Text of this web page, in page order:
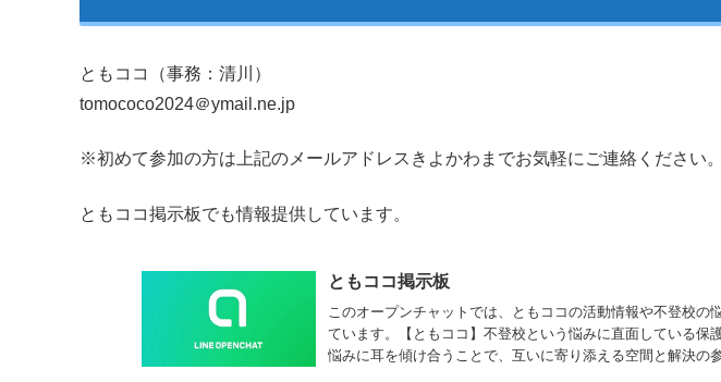
ともココ（事務：清川）
tomococo2024＠ymail.ne.jp
※初めて参加の方は上記のメールアドレスきよかわまでお気軽にご連絡ください。
ともココ掲示板でも情報提供しています。
ともココ掲示板
このオープンチャットでは、ともココの活動情報や不登校の
ています。【ともココ】不登校という悩みに直面している保
悩みに耳を傾け合うことで、互いに寄り添える空間と解決の